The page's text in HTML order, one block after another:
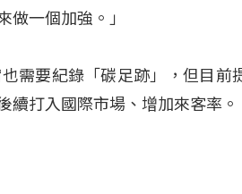
做一個加強。」
需要紀錄「碳足跡」，但目前
續打入國際市場、增加來客率。